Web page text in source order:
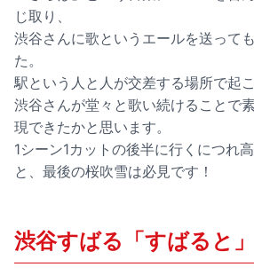
じ取り、
渋谷さんに歌というエールを送って
た。
駅という人と人が交差する場所で起
渋谷さんが堂々と歌い続けることで
現できたかと思います。
1シーン1カットの後半に行くにつれ
と、最後の桜吹雪は必見です！
渋谷すばる「すばると」